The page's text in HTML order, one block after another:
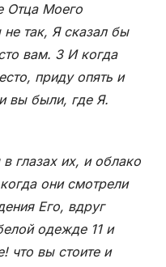
Отца Моего
так, Я сказал бы
вам. 3 И когда
приду опять и
вы были, где Я.
глазах их, и облако
они смотрели
Его, вдруг
одежде 11 и
что вы стоите и